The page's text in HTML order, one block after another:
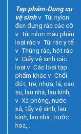
Tạp phẩm-Dụng cụ
vệ sinhv Túi nylon
đen đựng rác các cỡ
v Túi nilon màu phân
loại rác v Túi rác y tế
v Thùng rác, hót rác
v Giấy vệ sinh các
loại v Các loại tạp
phẩm khác v Chổi
đót, tre, nhựa, lá, cao
su, lau nhà, lau kính,
v Xà phòng, nước
xả, tẩy vệ sinh, lau
kính, lau nhà , nước
hoa,..